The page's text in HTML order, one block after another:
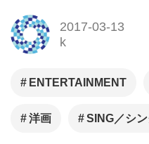
2017-03-13
k
ENTERTAINMENT
洋画 SING／シ